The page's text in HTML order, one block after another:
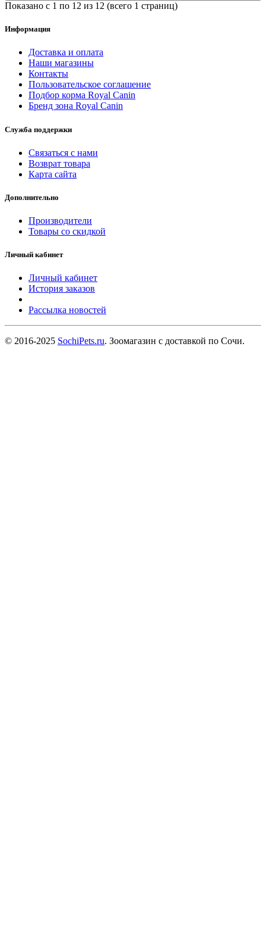
Показано с 1 по 12 из 12 (всего 1 страниц)
Информация
Доставка и оплата
Наши магазины
Контакты
Пользовательское соглашение
Подбор корма Royal Canin
Бренд зона Royal Canin
Служба поддержки
Связаться с нами
Возврат товара
Карта сайта
Дополнительно
Производители
Товары со скидкой
Личный кабинет
Личный кабинет
История заказов
Рассылка новостей
© 2016-2025 SochiPets.ru. Зоомагазин с доставкой по Сочи.